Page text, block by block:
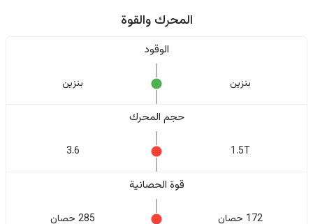
المحرك والقوة
الوقود
بنزين بنزين
حجم المحرك
1.5T
3.6
قوة الحصانية
172 حصان 285 حصان